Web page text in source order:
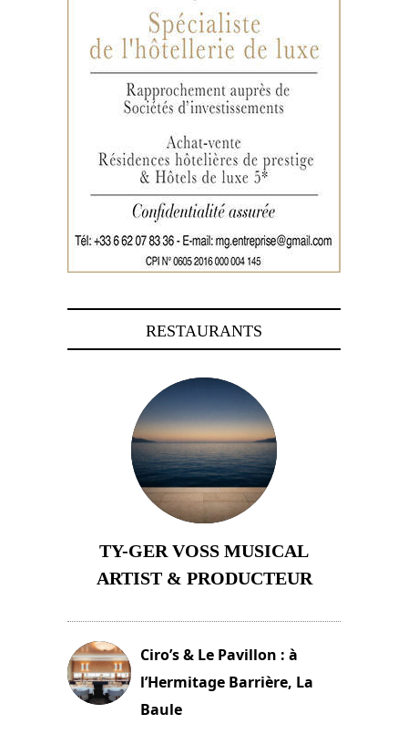
RESTAURANTS
TY-GER VOSS MUSICAL
ARTIST & PRODUCTEUR
Ciro’s & Le Pavillon : à
l’Hermitage Barrière, La
Baule